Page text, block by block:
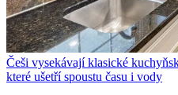
Češi vysekávají klasické
které ušetří spoustu času i vody